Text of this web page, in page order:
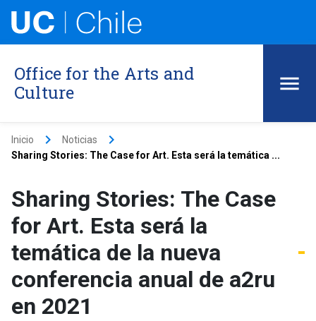
Office for the Arts and
Culture
Inicio keyboard_arrow_right Noticias keyboard_arrow_right
Sharing Stories: The Case for Art. Esta será la temática ...
Sharing Stories: The Case
for Art. Esta será la
temática de la nueva
conferencia anual de a2ru
en 2021